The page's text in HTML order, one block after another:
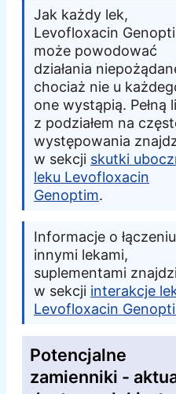
Jak każdy lek,
Levofloxacin
może powodować
działania
chociaż nie u
one wystąpią. Pełną
z podziałem na
występowania
w sekcji skutki
leku Levofloxacin
Genoptim.
Informacje o
innymi lekami,
suplementami
w sekcji interakcje
Levofloxacin
Potencjalne
zamienniki -